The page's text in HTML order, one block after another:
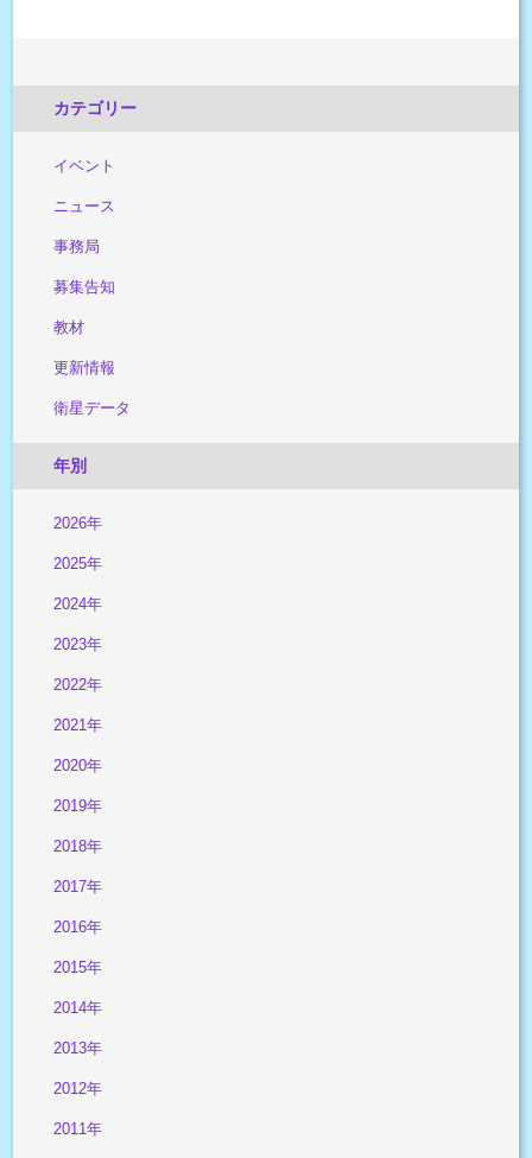
カテゴリー
イベント
ニュース
事務局
募集告知
教材
更新情報
衛星データ
年別
2026年
2025年
2024年
2023年
2022年
2021年
2020年
2019年
2018年
2017年
2016年
2015年
2014年
2013年
2012年
2011年